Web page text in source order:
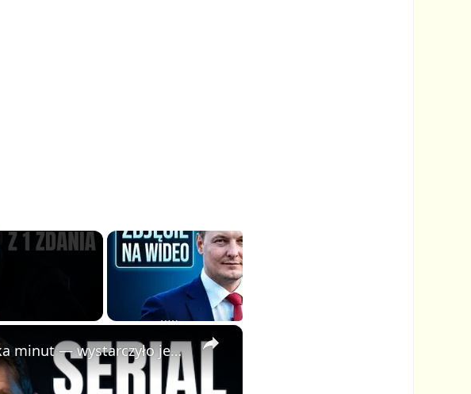
×
🦁 Stworzyłem cały animowany serial z AI w kilka minut — wystarczyło jedno zdanie!